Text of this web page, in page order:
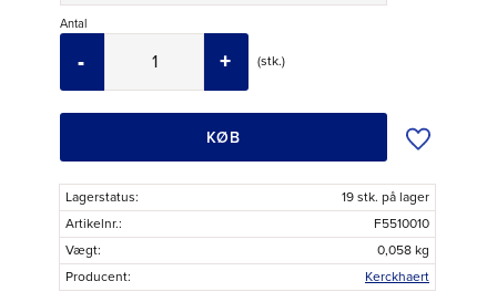
Antal
stk.
+
-
KØB Tilføj til
Lagerstatus
19 stk. på lager
Artikelnr.
F5510010
Vægt
0,058 kg
Producent
Kerckhaert